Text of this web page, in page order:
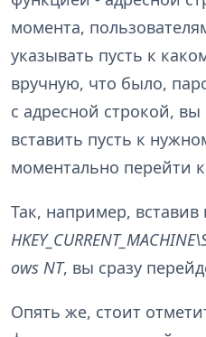
момента,
указывать пусть к
вручную, что было,
с адресной строкой,
вставить пусть к
моментально перейти
Так, например, вставив
ows NT, вы сразу
Опять же, стоит